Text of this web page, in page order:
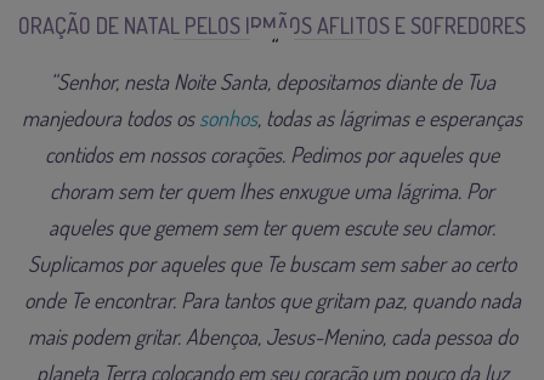
ORAÇÃO DE NATAL PELOS IRMÃOS AFLITOS E SOFREDORES
“Senhor, nesta Noite Santa, depositamos diante de Tua
manjedoura todos ossonhos, todas as lágrimas e esperanças
contidos em nossos corações. Pedimos por aqueles que
choram sem ter quem lhes enxugue uma lágrima. Por
aqueles que gemem sem ter quem escute seu clamor.
Suplicamos por aqueles que Te buscam sem saber ao certo
onde Te encontrar. Para tantos que gritam paz, quando nada
mais podem gritar. Abençoa, Jesus-Menino, cada pessoa do
planeta Terra colocando em seu coração um pouco da luz